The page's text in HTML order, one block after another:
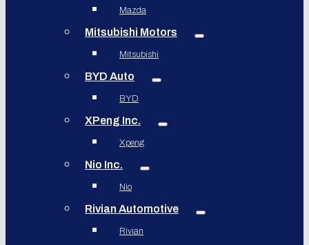
Mazda
Mitsubishi Motors
Mitsubishi
BYD Auto
BYD
XPeng Inc.
Xpeng
Nio Inc.
Nio
Rivian Automotive
Rivian